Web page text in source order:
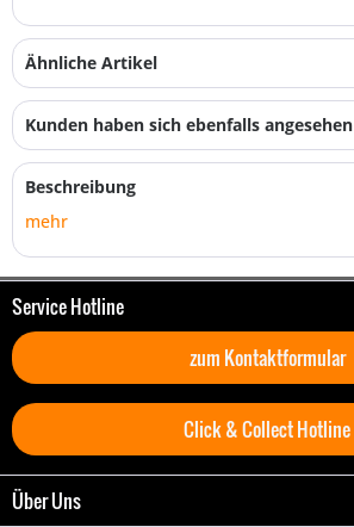
Ähnliche Artikel
Kunden haben sich ebenfalls angesehen
Beschreibung
mehr
Service Hotline
zum Kontaktformular
Click & Collect Hotline
Über Uns